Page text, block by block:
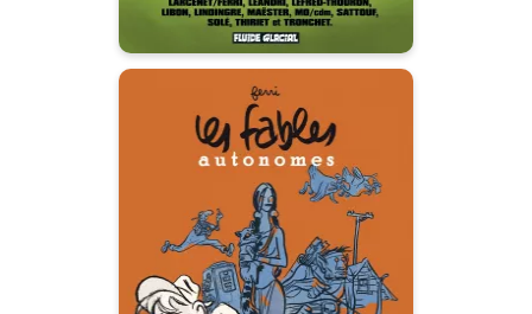
Les Fables
autonomes
Date de parution :
17/03/2010